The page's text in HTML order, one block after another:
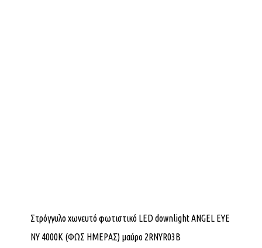
Στρόγγυλο χωνευτό φωτιστικό LED downlight ANGEL EYE
NY 4000K (ΦΩΣ ΗΜΕΡΑΣ) μαύρο 2RNYR03B